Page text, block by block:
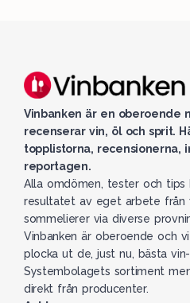
Vinbanken är en oberoende
recenserar vin, öl och sprit.
topplistorna, recensionerna,
reportagen.
Alla omdömen, tester och tips
resultatet av eget arbete från
sommelierer via diverse
Vinbanken är oberoende och
plocka ut de, just nu, bästa
Systembolagets sortiment
direkt från producenter.